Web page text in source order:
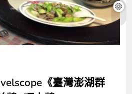
《臺灣澎湖群